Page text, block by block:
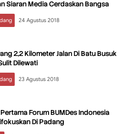
Siaran Media Cerdaskan Bangsa
24 Agustus 2018
2,2 Kilometer Jalan Di Batu Busuk
Dilewati
23 Agustus 2018
Forum BUMDes Indonesia
Di Padang